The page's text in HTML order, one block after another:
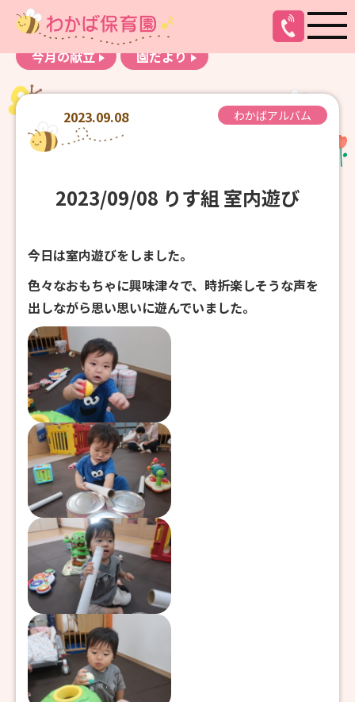
お知らせ
わかばアルバム
今月の献立
園だより
2023.09.08 わかばアルバム
2023/09/08 りす組 室内遊び
今日は室内遊びをしました。
色々なおもちゃに興味津々で、時折楽しそうな声を
出しながら思い思いに遊んでいました。